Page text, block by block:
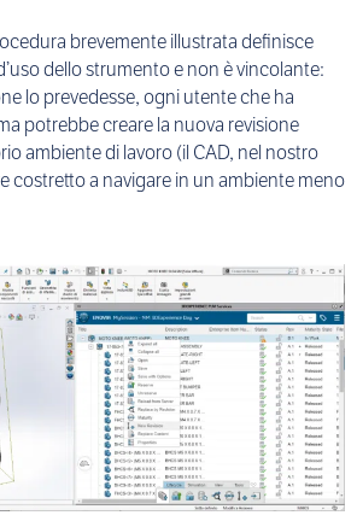
brevemente illustrata definisce
dello strumento e non è vincolante:
lo prevedesse, ogni utente che ha
potrebbe creare la nuova revisione
ambiente di lavoro (il CAD, nel nostro
costretto a navigare in un ambiente meno